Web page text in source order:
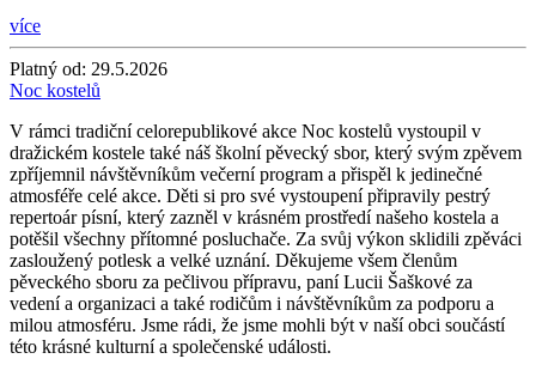
více
Platný od: 29.5.2026
Noc kostelů
V rámci tradiční celorepublikové akce Noc kostelů vystoupil v
dražickém kostele také náš školní pěvecký sbor, který svým zpěvem
zpříjemnil návštěvníkům večerní program a přispěl k jedinečné
atmosféře celé akce. Děti si pro své vystoupení připravily pestrý
repertoár písní, který zazněl v krásném prostředí našeho kostela a
potěšil všechny přítomné posluchače. Za svůj výkon sklidili zpěváci
zasloužený potlesk a velké uznání. Děkujeme všem členům
pěveckého sboru za pečlivou přípravu, paní Lucii Šaškové za
vedení a organizaci a také rodičům i návštěvníkům za podporu a
milou atmosféru. Jsme rádi, že jsme mohli být v naší obci součástí
této krásné kulturní a společenské události.